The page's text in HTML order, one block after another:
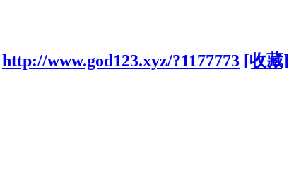
http://www.god123.xyz/?1177773 [收藏]